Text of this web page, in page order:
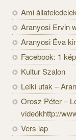
Ami
Aranyosi Ervin
Aranyosi Éva
Facebook: 1
Kultur Szalon
Lelki utak –
Orosz Péter –
videókhttp://
Vers lap